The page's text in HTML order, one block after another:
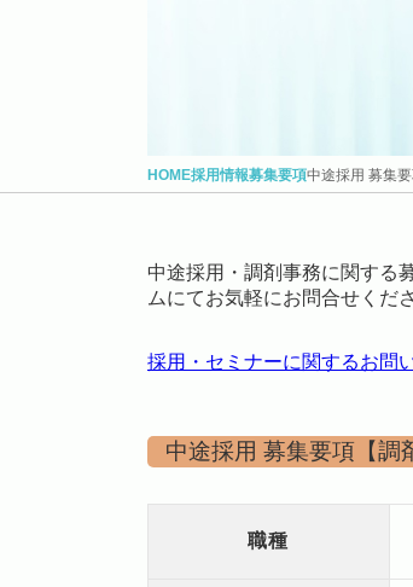
HOME採用情報募集要項中途採用 募集要
中途採用・調剤事務に関する
ムにてお気軽にお問合せくだ
採用・セミナーに関するお問
中途採用 募集要項【調
職種